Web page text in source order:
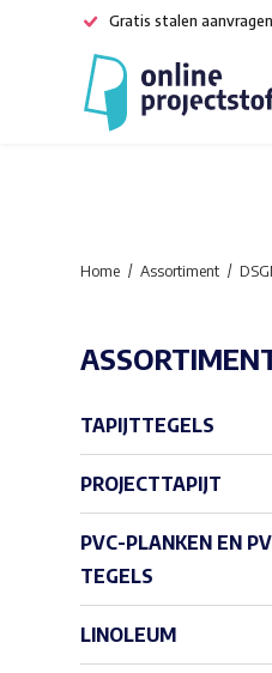
Gratis stalen aanvragen
Home Assortiment
TAPIJTTEGELS
PROJECTTAPIJT
PVC-PLANKEN EN
TEGELS
LINOLEUM